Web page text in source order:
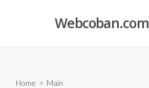
Webcoban.com
Home > Main